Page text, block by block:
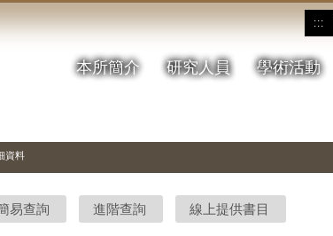
:::
本所簡介 研究人員 學術活動
資料
易查詢 進階查詢 線上提供書目